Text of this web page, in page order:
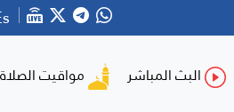
البث المباشر مواقيت الصلاة